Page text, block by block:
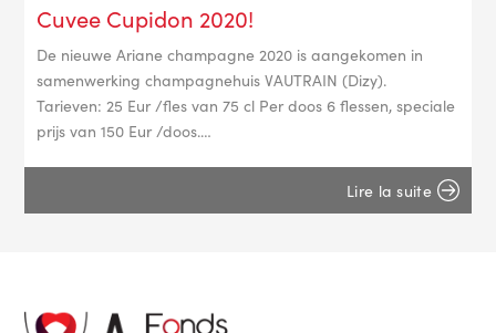
Cuvee Cupidon 2020!
De nieuwe Ariane champagne 2020 is aangekomen in
samenwerking champagnehuis VAUTRAIN (Dizy). ​
Tarieven: 25 Eur /fles van 75 cl Per doos 6 flessen, speciale
prijs van 150 Eur /doos.…
Lire la suite